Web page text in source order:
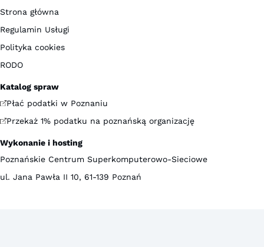
Strona główna
Regulamin Usługi
Polityka cookies
RODO
Katalog spraw
Płać podatki w Poznaniu
Przekaż 1% podatku na poznańską organizację
Wykonanie i hosting
Poznańskie Centrum Superkomputerowo-Sieciowe
ul. Jana Pawła II 10, 61-139 Poznań